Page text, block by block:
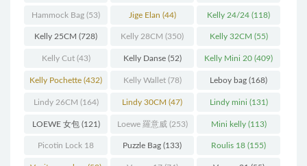
(216) (60)
Hammock Bag (53) Jige Elan (44) Kelly 24/24 (118)
Kelly 25CM (728) Kelly 28CM (350) Kelly 32CM (55)
Kelly Cut(43) Kelly Danse(52) Kelly Mini 20 (409)
Kelly Pochette (432) Kelly Wallet(78) Leboy bag (168)
Lindy 26CM (164) Lindy 30CM (47) Lindy mini (131)
LOEWE 女包(121) Loewe 羅意威(253) Mini kelly(113)
Picotin Lock 18 Puzzle Bag (133) Roulis 18 (155)